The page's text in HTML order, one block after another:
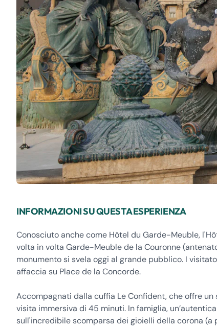
INFORMAZIONI SU QUESTA ESPERIENZA
Conosciuto anche come Hôtel du Garde-Meuble,
volta in volta Garde-Meuble de la Couronne
monumento si svela oggi al grande pubblico. I
affaccia su Place de la Concorde.
Accompagnati dalla cuffia Le Confident, che offre
visita immersiva di 45 minuti. In famiglia,
sull'incredibile scomparsa dei gioielli della corona (a